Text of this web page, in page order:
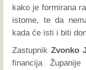
kako je formirana
istome, te da
kada će isti i biti
ZastupnikZvonko
financija